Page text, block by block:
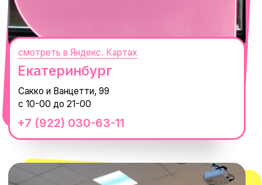
Сочи
Село Эстосадок, ТРЦ Горки Молл,
Горная Карусель, 3
+7 (919) 374-04-04
с 10-00 до 22-00